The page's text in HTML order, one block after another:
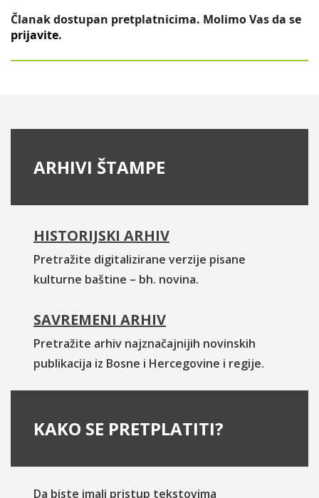
Članak dostupan pretplatnicima. Molimo Vas da se
prijavite.
ARHIVI ŠTAMPE
HISTORIJSKI ARHIV
Pretražite digitalizirane verzije pisane
kulturne baštine – bh. novina.
SAVREMENI ARHIV
Pretražite arhiv najznačajnijih novinskih
publikacija iz Bosne i Hercegovine i regije.
KAKO SE PRETPLATITI?
Da biste imali pristup tekstovima